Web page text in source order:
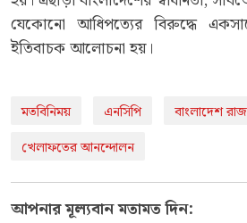
যেকোনো আধিপত্যের বিরুদ্ধে
ইতিবাচক আলোচনা হয়।
মতবিনিময় এনসিপি বাংলাদেশ
খেলাফতের আনন্দোলন
আপনার মূল্যবান মতামত দিন: